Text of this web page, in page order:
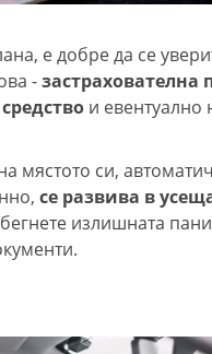
е добре да се
-застрахователна
и евентуално
мястото си,
се развива в
излишната